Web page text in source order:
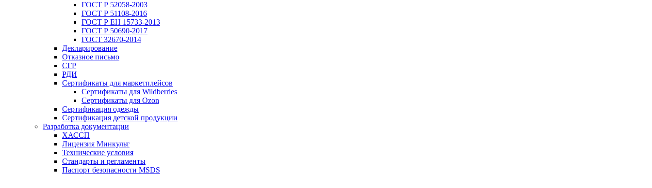
ГОСТ Р 52058-2003
ГОСТ Р 51108-2016
ГОСТ Р ЕН 15733-2013
ГОСТ Р 50690-2017
ГОСТ 32670-2014
Декларирование
Отказное письмо
СГР
РДИ
Сертификаты для маркетплейсов
Сертификаты для Wildberries
Сертификаты для Ozon
Сертификация одежды
Сертификация детской продукции
Разработка документации
ХАССП
Лицензия Минкульт
Технические условия
Стандарты и регламенты
Паспорт безопасности MSDS